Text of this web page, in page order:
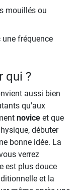
mouillés ou
fréquence
qui ?
aussi bien
qu'aux
novice et que
débuter
bonne idée. La
verrez
est plus douce
et la